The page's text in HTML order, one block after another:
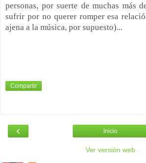
personas, por suerte de muchas más
sufrir por no querer romper esa
ajena a la música, por supuesto)...
Compartir
‹ Inicio
Ver versión web